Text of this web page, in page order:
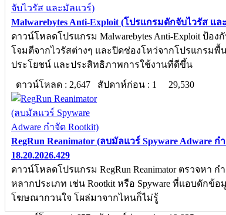
Malwarebytes Anti-Exploit (โปรแกรมดักจับไวรัส แล
ดาวน์โหลดโปรแกรม Malwarebytes Anti-Exploit ป้อ
โจมตีจากไวรัสต่างๆ และปิดช่องโหว่จากโปรแกรมพื้
ประโยชน์ และประสิทธิภาพการใช้งานที่ดีขึ้น
ดาวน์โหลด : 2,647 สัปดาห์ก่อน : 1
29,530
RegRun Reanimator (ลบมัลแวร์ Spyware Adware ก
18.20.2026.429
ดาวน์โหลดโปรแกรม RegRun Reanimator ตรวจหา ก
หลากประเภท เช่น Rootkit หรือ Spyware ที่แอบดักข้
โฆษณากวนใจ โผล่มาจากไหนก็ไม่รู้